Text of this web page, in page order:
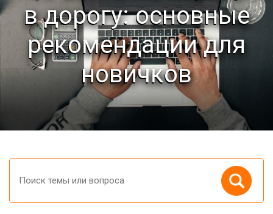
в дорогу: основные
рекомендации для
новичков